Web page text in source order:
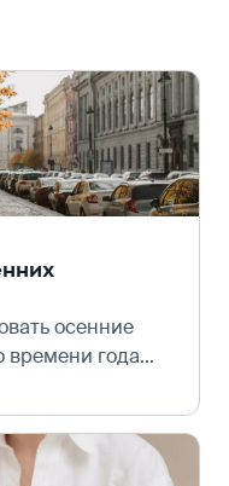
осенние
времени года
слишком часто
смениться на